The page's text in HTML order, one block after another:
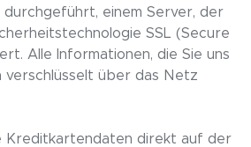
durchgeführt, einem Server, der
SSL (Secure
Alle Informationen, die Sie uns
über das Netz
Kreditkartendaten direkt auf der